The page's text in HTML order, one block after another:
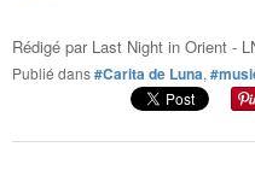
Rédigé par Last Night in Orient -
Publié dans#Carita de Luna,